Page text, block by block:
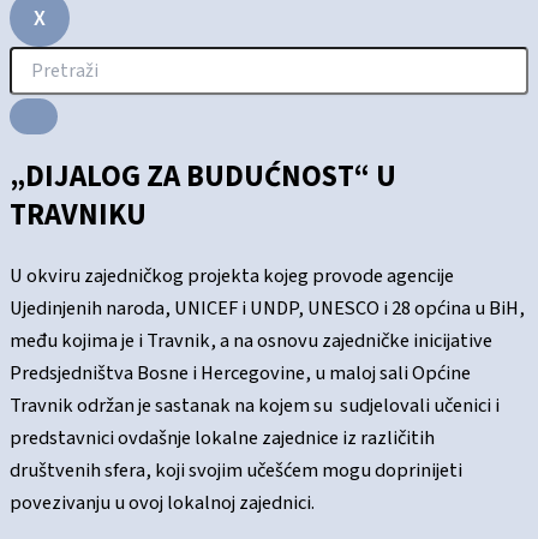
X
„DIJALOG ZA BUDUĆNOST“ U
TRAVNIKU
U okviru zajedničkog projekta kojeg provode agencije
Ujedinjenih naroda, UNICEF i UNDP, UNESCO i 28 općina u BiH,
među kojima je i Travnik, a na osnovu zajedničke inicijative
Predsjedništva Bosne i Hercegovine, u maloj sali Općine
Travnik održan je sastanak na kojem su sudjelovali učenici i
predstavnici ovdašnje lokalne zajednice iz različitih
društvenih sfera, koji svojim učešćem mogu doprinijeti
povezivanju u ovoj lokalnoj zajednici.